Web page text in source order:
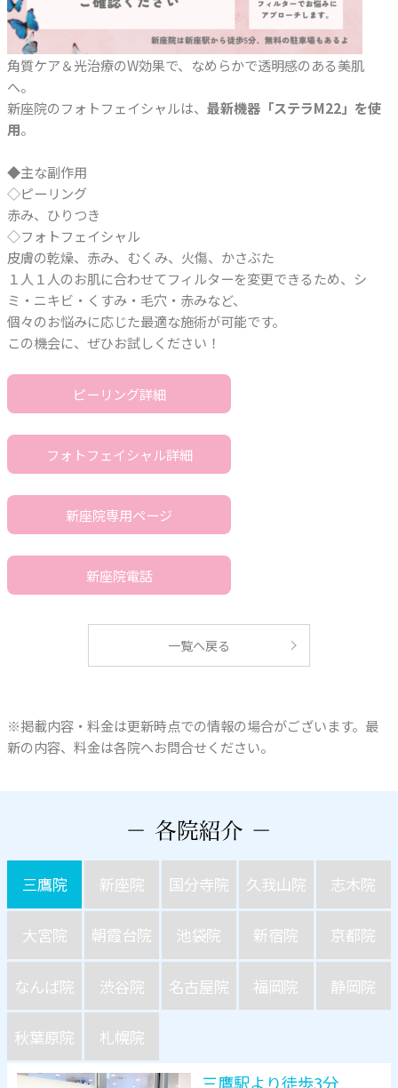
角質ケア＆光治療のW効果で、なめらかで透明感のある美肌
へ。
新座院のフォトフェイシャルは、最新機器「ステラM22」を使
用。
◆主な副作用
◇ピーリング
赤み、ひりつき
◇フォトフェイシャル
皮膚の乾燥、赤み、むくみ、火傷、かさぶた
１人１人のお肌に合わせてフィルターを変更できるため、シ
ミ・ニキビ・くすみ・毛穴・赤みなど、
個々のお悩みに応じた最適な施術が可能です。
この機会に、ぜひお試しください！
ピーリング詳細
フォトフェイシャル詳細
新座院専用ページ
新座院電話
一覧へ戻る
※掲載内容・料金は更新時点での情報の場合がございます。最
新の内容、料金は各院へお問合せください。
三鷹院 新座院 国分寺院 久我山院 志木院
大宮院 朝霞台院 池袋院 新宿院 京都院
なんば院 渋谷院 名古屋院 福岡院 静岡院
秋葉原院 札幌院
三鷹駅より徒歩3分